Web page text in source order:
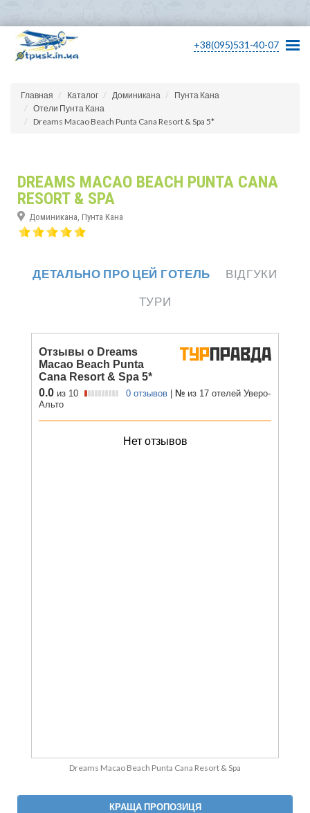
+38(095)531-40-07
Главная Каталог Доминикана
Пунта Кана
Отели Пунта Кана
Dreams Macao Beach Punta Cana Resort & Spa 5*
DREAMS MACAO BEACH PUNTA CANA
RESORT & SPA
Доминикана, Пунта Кана
ДЕТАЛЬНО ПРО ЦЕЙ ГОТЕЛЬ
ВІДГУКИ
ТУРИ
Dreams Macao Beach Punta Cana Resort & Spa
КРАЩА ПРОПОЗИЦЯ